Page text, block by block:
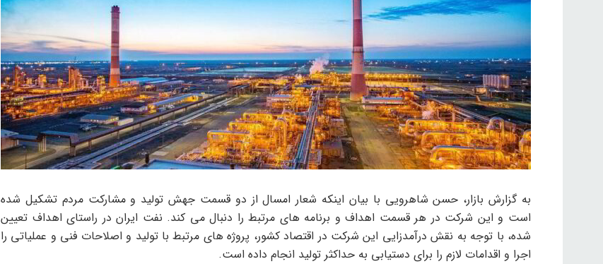
به گزارش بازار، حسن شاهرویی با بیان اینکه شعار امسال از دو قسمت جهش تولید و مشارکت مردم تشکیل شده
است و این شرکت در هر قسمت اهداف و برنامه های مرتبط را دنبال می کند. نفت ایران در راستای اهداف تعیین
شده، با توجه به نقش درآمدزایی این شرکت در اقتصاد کشور، پروژه های مرتبط با تولید و اصلاحات فنی و عملیاتی را
اجرا و اقدامات لازم را برای دستیابی به حداکثر تولید انجام داده است.